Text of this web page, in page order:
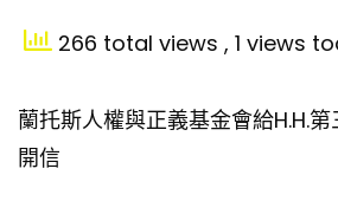
266 total views , 1 views
蘭托斯人權與正義基金會給H.H.
開信